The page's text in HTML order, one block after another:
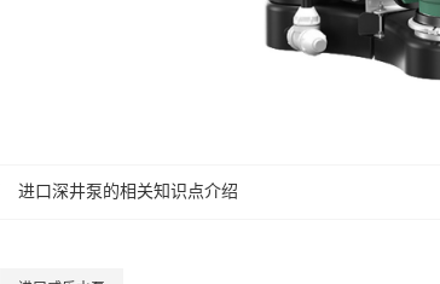
进口深井泵的相关知识点介绍